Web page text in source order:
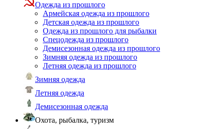
Одежда из прошлого
Армейская одежда из прошлого
Детская одежда из прошлого
Одежда из прошлого для рыбалки
Спецодежда из прошлого
Демисезонная одежда из прошлого
Зимняя одежда из прошлого
Летняя одежда из прошлого
Зимняя одежда
Летняя одежда
Демисезонная одежда
Охота, рыбалка, туризм